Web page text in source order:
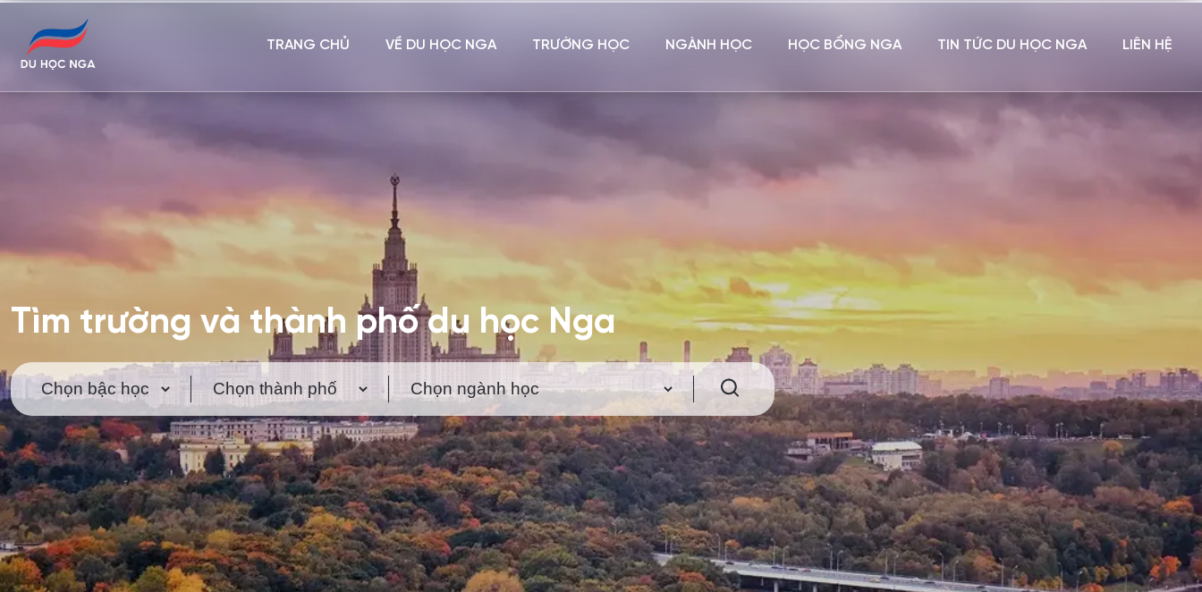
TRANG CHỦ VỀ DU HỌC NGA TRƯỜNG HỌC NGÀNH HỌC HỌC BỔNG NGA TIN TỨC DU HỌC NGA LIÊN HỆ
Tìm trường và thành phố du học Nga